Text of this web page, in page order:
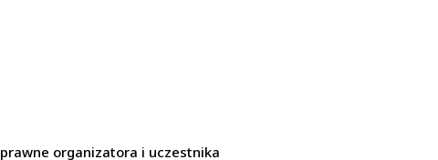
organizatora i uczestnika